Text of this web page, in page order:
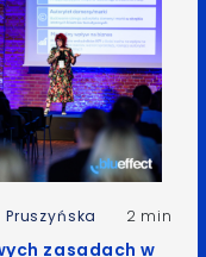
2 min
zasadach w